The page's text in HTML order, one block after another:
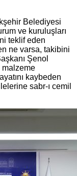
Belediyesi
ve kuruluşları
teklif eden
ne varsa, takibini
Şenol
malzeme
kaybeden
sabr-ı cemil